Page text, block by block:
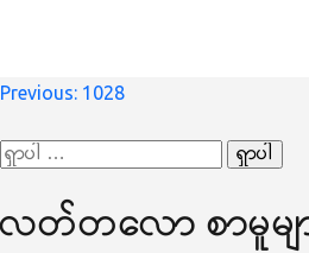
စာမူ
လမ်းကြောင်း
Previous: 1028
ရှာ
စကားလုံး
လတ်တ‌လော စာမူမျ